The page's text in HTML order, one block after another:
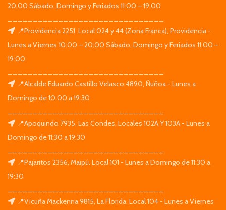
20:00 Sábado, Domingo y Feriados 11:00 – 19:00
📍Providencia 2251. Local 024 y 44 (Zona Franca), Providencia -
Lunes a Viernes 10:00 – 20:00 Sábado, Domingo y Feriados 11:00 –
19:00
📍Alcalde Eduardo Castillo Velasco 4890, Ñuñoa - Lunes a
Domingo de 10:00 a 19:30
📍Apoquindo 7935, Las Condes. Locales 102A Y 103A - Lunes a
Domingo de 11:30 a 19:30
📍Pajaritos 2356, Maipú. Local 101 - Lunes a Domingo de 11:30 a
19:30
📍Vicuña Mackenna 9815, La Florida. Local 104 - Lunes a Viernes